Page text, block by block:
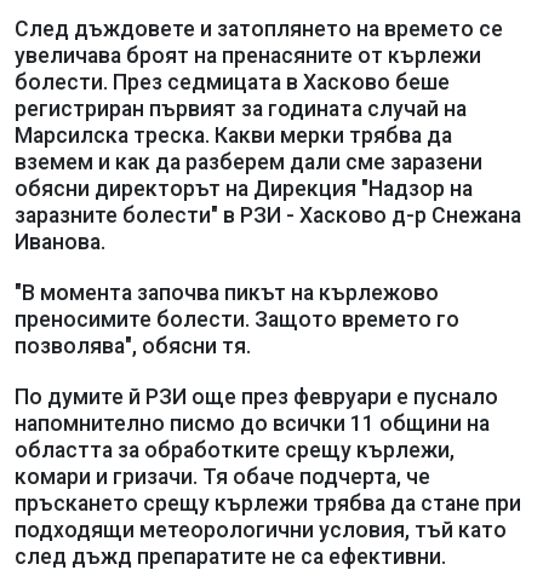
След дъждовете и затоплянето на времето се
увеличава броят на пренасяните от кърлежи
болести. През седмицата в Хасково беше
регистриран първият за годината случай на
Марсилска треска. Какви мерки трябва да
вземем и как да разберем дали сме заразени
обясни директорът на Дирекция "Надзор на
заразните болести" в РЗИ - Хасково д-р Снежана
Иванова.
"В момента започва пикът на кърлежово
преносимите болести. Защото времето го
позволява", обясни тя.
По думите й РЗИ още през февруари е пуснало
напомнително писмо до всички 11 общини на
областта за обработките срещу кърлежи,
комари и гризачи. Тя обаче подчерта, че
пръскането срещу кърлежи трябва да стане при
подходящи метеорологични условия, тъй като
след дъжд препаратите не са ефективни.